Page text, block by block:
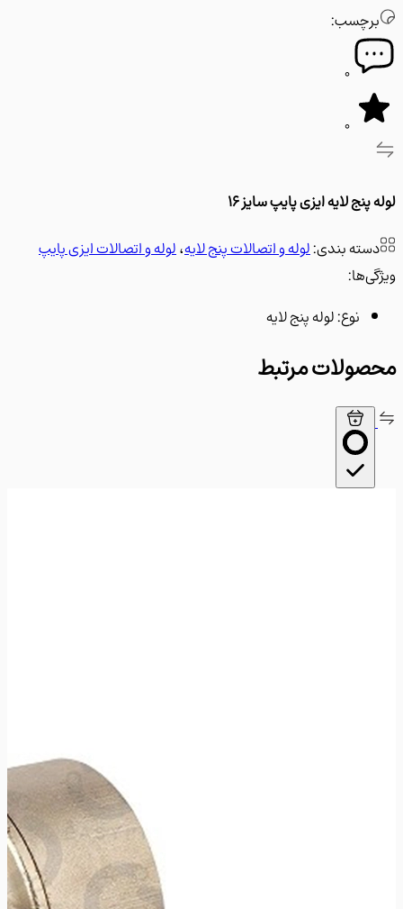
0
0
لایه ایزی پایپ سایز 16
بندی:لوله و اتصالات پنج لایه،لوله و اتصالات ایزی پایپ
نوع: لوله پنج لایه
مرتبط